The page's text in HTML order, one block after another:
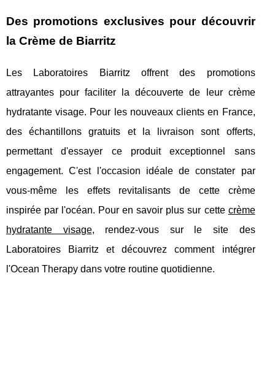
Des promotions exclusives pour découvrir
la Crème de Biarritz
Les Laboratoires Biarritz offrent des promotions
attrayantes pour faciliter la découverte de leur crème
hydratante visage. Pour les nouveaux clients en France,
des échantillons gratuits et la livraison sont offerts,
permettant d'essayer ce produit exceptionnel sans
engagement. C'est l'occasion idéale de constater par
vous-même les effets revitalisants de cette crème
inspirée par l'océan. Pour en savoir plus sur cette crème
hydratante visage, rendez-vous sur le site des
Laboratoires Biarritz et découvrez comment intégrer
l'Ocean Therapy dans votre routine quotidienne.